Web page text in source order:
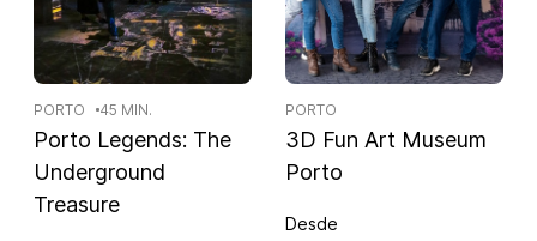
PORTO 45 MIN.
Porto Legends: The
Underground
Treasure
PORTO
3D Fun Art Museum
Porto
Desde